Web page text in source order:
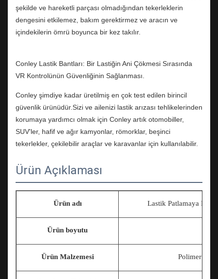
şekilde ve hareketli parçası olmadığından tekerleklerin
dengesini etkilemez, bakım gerektirmez ve aracın ve
içindekilerin ömrü boyunca bir kez takılır.
Conley Lastik Bantları: Bir Lastiğin Ani Çökmesi Sırasında
VR Kontrolünün Güvenliğinin Sağlanması.
Conley şimdiye kadar üretilmiş en çok test edilen birincil
güvenlik ürünüdür.Sizi ve ailenizi lastik arızası tehlikelerinden
korumaya yardımcı olmak için Conley artık otomobiller,
SUV'ler, hafif ve ağır kamyonlar, römorklar, beşinci
tekerlekler, çekilebilir araçlar ve karavanlar için kullanılabilir.
Ürün Açıklaması
Ürün adı Lastik Patlamaya
Ürün boyutu
Ürün Malzemesi Polimer